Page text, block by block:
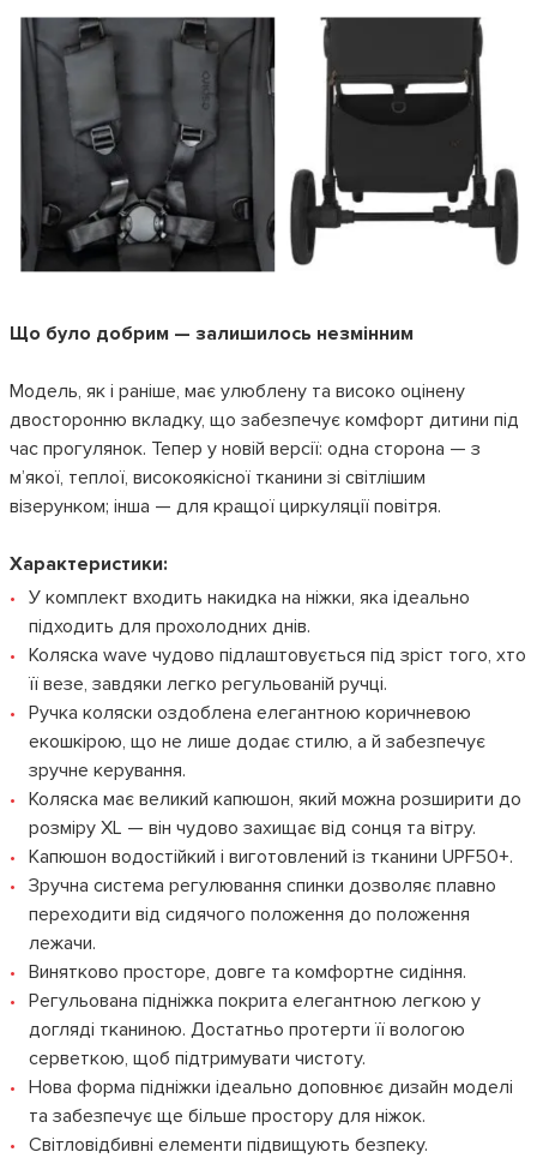
Що було добрим — залишилось незмінним
Модель, як і раніше, має улюблену та високо оцінену
двосторонню вкладку, що забезпечує комфорт дитини під
час прогулянок. Тепер у новій версії: одна сторона — з
м’якої, теплої, високоякісної тканини зі світлішим
візерунком; інша — для кращої циркуляції повітря.
Характеристики:
У комплект входить накидка на ніжки, яка ідеально
підходить для прохолодних днів.
Коляска wave чудово підлаштовується під зріст того, хто
її везе, завдяки легко регульованій ручці.
Ручка коляски оздоблена елегантною коричневою
екошкірою, що не лише додає стилю, а й забезпечує
зручне керування.
Коляска має великий капюшон, який можна розширити до
розміру XL — він чудово захищає від сонця та вітру.
Капюшон водостійкий і виготовлений із тканини UPF50+.
Зручна система регулювання спинки дозволяє плавно
переходити від сидячого положення до положення
лежачи.
Винятково просторе, довге та комфортне сидіння.
Регульована підніжка покрита елегантною легкою у
догляді тканиною. Достатньо протерти її вологою
серветкою, щоб підтримувати чистоту.
Нова форма підніжки ідеально доповнює дизайн моделі
та забезпечує ще більше простору для ніжок.
Світловідбивні елементи підвищують безпеку.